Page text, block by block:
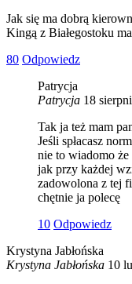
Jak się ma dobrą
Kingą z Białegostoku
80 Odpowiedz
Patrycja
Patrycja 18
Tak ja też mam
Jeśli spłacasz
nie to wiadomo
jak przy każdej
zadowolona z tej
chętnie ja polecę
10 Odpowiedz
Krystyna Jabłońska
Krystyna Jabłońska 10